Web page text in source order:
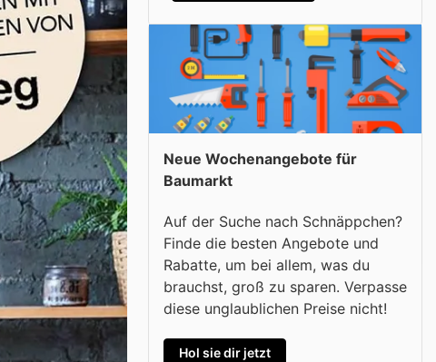
Neue Wochenangebote für
Baumarkt
Auf der Suche nach Schnäppchen?
Finde die besten Angebote und
Rabatte, um bei allem, was du
brauchst, groß zu sparen. Verpasse
diese unglaublichen Preise nicht!
Hol sie dir jetzt